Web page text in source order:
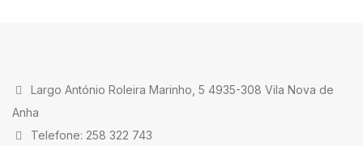
Largo António Roleira Marinho, 5 4935-308 Vila Nova de
Anha
Telefone: 258 322 743